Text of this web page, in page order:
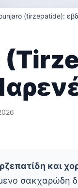
(tirzepatide):
και
σακχαρώδη